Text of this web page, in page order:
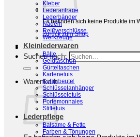
Es befinden sich keine Produkte im
Zurück zum Shop
Suchen nach:
Warenkorb
Kleber
Lederanfrage
Lederbänder
Nadeln
Reißverschlüsse
Werkzeuge
Kleinlederwaren
Bälle
Geldtaschen
Gürteltaschen
Kartenetuis
Kulturbeutel
Schlüsselanhänger
Schlüsseletuis
Portemonnaies
Stiftetuis
Lederpflege
Balsame & Fette
Farben & Tönungen